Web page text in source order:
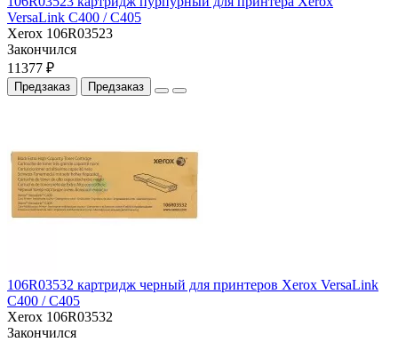
VersaLink C400 / C405
Xerox 106R03523
Закончился
11377 ₽
Предзаказ Предзаказ
106R03532 картридж черный для принтеров Xerox VersaLink
C400 / C405
Xerox 106R03532
Закончился